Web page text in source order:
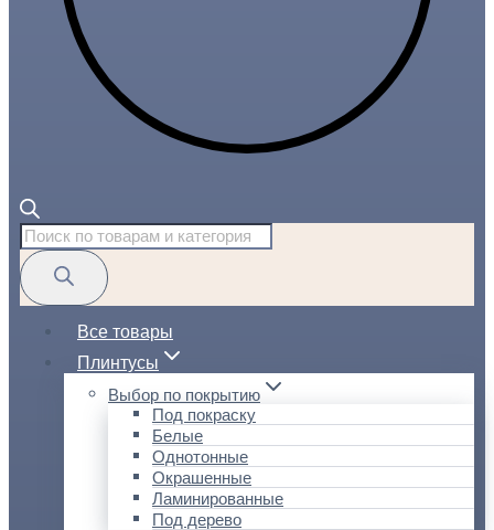
Поиск
товаров
Все товары
Плинтусы
Выбор по покрытию
Под покраску
Белые
Однотонные
Окрашенные
Ламинированные
Под дерево